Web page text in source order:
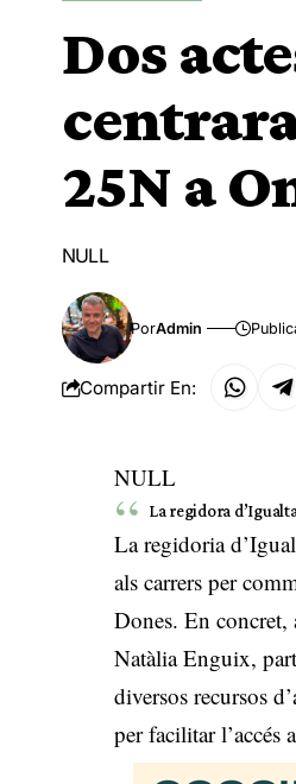
Dos
25N a
NULL
PorAdmin
Compartir En:
NULL
La regidora
La regidoria
als carrers per
Dones. En concret,
Natàlia Enguix,
diversos recursos
per facilitar l’accés